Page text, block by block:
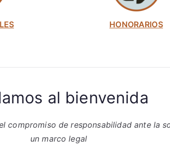
HONORARIOS
al bienvenida
compromiso de responsabilidad ante la
un marco legal